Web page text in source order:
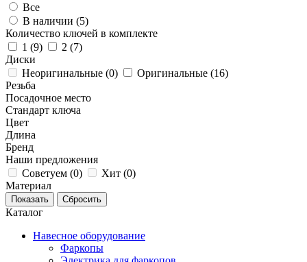
Все
В наличии (5)
Количество ключей в комплекте
1 (9) 2 (7)
Диски
Неоригинальные (0) Оригинальные (16)
Резьба
Посадочное место
Стандарт ключа
Цвет
Длина
Бренд
Наши предложения
Советуем (0) Хит (0)
Материал
Каталог
Навесное оборудование
Фаркопы